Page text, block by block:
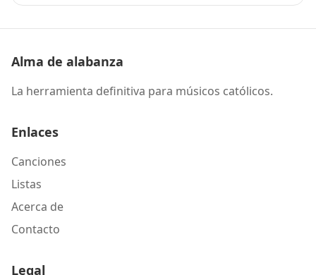
Alma de alabanza
La herramienta definitiva para músicos católicos.
Enlaces
Canciones
Listas
Acerca de
Contacto
Legal